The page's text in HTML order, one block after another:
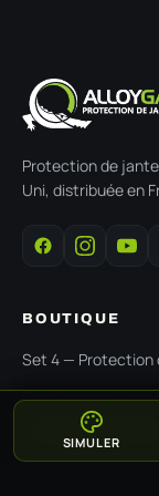
Protection de
Uni, distribuée en
BOUTIQUE
Set 4 — Protection
Tous les produits
Simulateur de
SIMULER